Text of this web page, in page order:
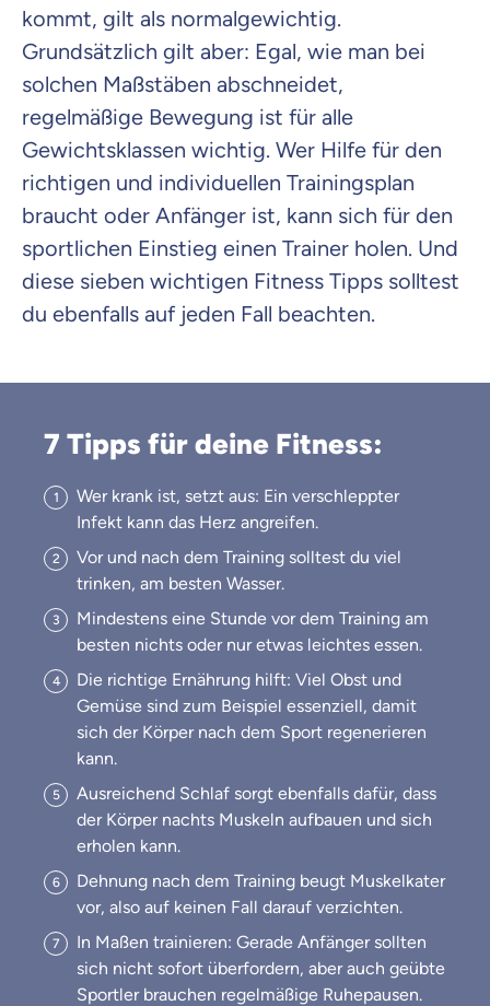
kommt, gilt als normalgewichtig.
Grundsätzlich gilt aber: Egal, wie man bei
solchen Maßstäben abschneidet,
regelmäßige Bewegung ist für alle
Gewichtsklassen wichtig. Wer Hilfe für den
richtigen und individuellen Trainingsplan
braucht oder Anfänger ist, kann sich für den
sportlichen Einstieg einen Trainer holen. Und
diese sieben wichtigen Fitness Tipps solltest
du ebenfalls auf jeden Fall beachten.
7 Tipps für deine Fitness:
Wer krank ist, setzt aus: Ein verschleppter
Infekt kann das Herz angreifen.
Vor und nach dem Training solltest du viel
trinken, am besten Wasser.
Mindestens eine Stunde vor dem Training am
besten nichts oder nur etwas leichtes essen.
Die richtige Ernährung hilft: Viel Obst und
Gemüse sind zum Beispiel essenziell, damit
sich der Körper nach dem Sport regenerieren
kann.
Ausreichend Schlaf sorgt ebenfalls dafür, dass
der Körper nachts Muskeln aufbauen und sich
erholen kann.
Dehnung nach dem Training beugt Muskelkater
vor, also auf keinen Fall darauf verzichten.
In Maßen trainieren: Gerade Anfänger sollten
sich nicht sofort überfordern, aber auch geübte
Sportler brauchen regelmäßige Ruhepausen.